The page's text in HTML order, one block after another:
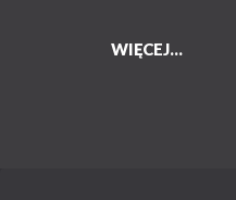
WIĘCEJ...